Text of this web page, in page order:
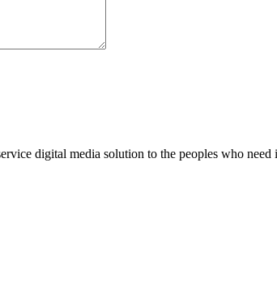
digital media solution to the peoples who